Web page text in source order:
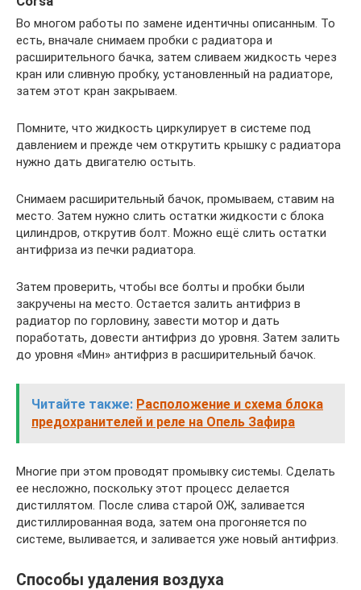
Во многом работы по замене идентичны описанным. То
есть, вначале снимаем пробки с радиатора и
расширительного бачка, затем сливаем жидкость через
кран или сливную пробку, установленный на радиаторе,
затем этот кран закрываем.
Помните, что жидкость циркулирует в системе под
давлением и прежде чем открутить крышку с радиатора
нужно дать двигателю остыть.
Снимаем расширительный бачок, промываем, ставим на
место. Затем нужно слить остатки жидкости с блока
цилиндров, открутив болт. Можно ещё слить остатки
антифриза из печки радиатора.
Затем проверить, чтобы все болты и пробки были
закручены на место. Остается залить антифриз в
радиатор по горловину, завести мотор и дать
поработать, довести антифриз до уровня. Затем залить
до уровня «Мин» антифриз в расширительный бачок.
Читайте также: Расположение и схема блока
предохранителей и реле на Опель Зафира
Многие при этом проводят промывку системы. Сделать
ее несложно, поскольку этот процесс делается
дистиллятом. После слива старой ОЖ, заливается
дистиллированная вода, затем она прогоняется по
системе, выливается, и заливается уже новый антифриз.
Способы удаления воздуха